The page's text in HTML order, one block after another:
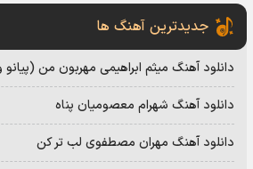
جدیدترین آهنگ ها
دانلود آهنگ میثم ابراهیمی مهربون من (پیانو
دانلود آهنگ شهرام معصومیان پناه
دانلود آهنگ مهران مصطفوی لب تر کن